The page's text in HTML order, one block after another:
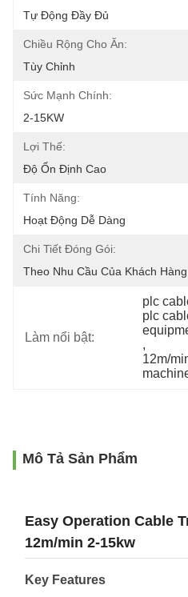
Tự Động Đầy Đủ
Chiều Rộng Cho Ăn:
Tùy Chỉnh
Sức Mạnh Chính:
2-15KW
Lợi Thế:
Độ Ổn Định Cao
Tính Năng:
Hoạt Động Dễ Dàng
Chi Tiết Đóng Gói:
Theo Nhu Cầu Của Khách Hàng
Làm nổi bật:
plc
plc
,
12m/
Mô Tả Sản Phẩm
Easy Operation Cable
12m/min 2-15kw
Key Features